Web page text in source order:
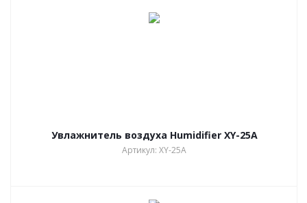
Увлажнитель воздуха Humidifier XY-25A
Артикул: XY-25A